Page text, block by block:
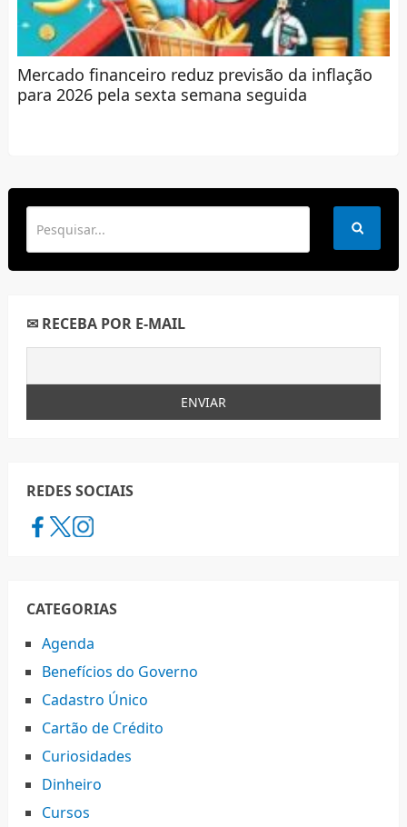
Mercado financeiro reduz previsão da inflação
para 2026 pela sexta semana seguida
✉ RECEBA POR E-MAIL
REDES SOCIAIS
CATEGORIAS
Agenda
Benefícios do Governo
Cadastro Único
Cartão de Crédito
Curiosidades
Dinheiro
Cursos